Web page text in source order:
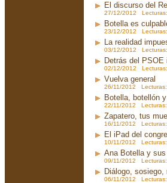
El discurso del
27/12/2012
Botella es
23/12/2012
La realidad
03/12/2012
Detrás del PSOE
02/12/2012
Vuelva general
26/11/2012
Botella, botellón
22/11/2012
Zapatero, tus
16/11/2012
El iPad del
10/11/2012
Ana Botella y
09/11/2012
Diálogo,
06/11/2012